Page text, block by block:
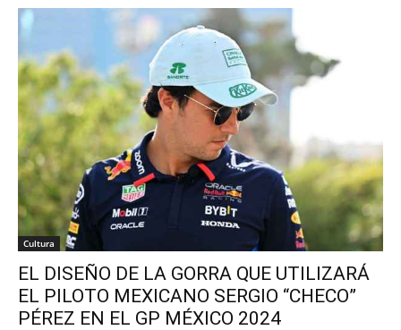
Cultura
EL DISEÑO DE LA GORRA QUE UTILIZARÁ
EL PILOTO MEXICANO SERGIO “CHECO”
PÉREZ EN EL GP MÉXICO 2024